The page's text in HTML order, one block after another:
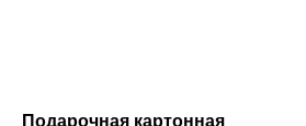
Подарочная картонная